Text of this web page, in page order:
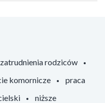
rodziców
komornicze
praca
niższe